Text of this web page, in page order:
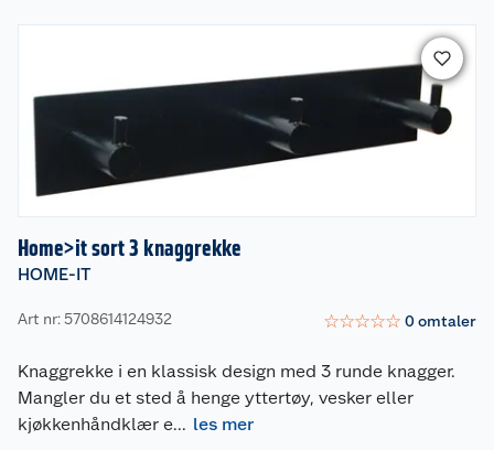
Home>it sort 3 knaggrekke
HOME-IT
Art nr: 5708614124932 ☆☆☆☆☆ 0omtaler
Knaggrekke i en klassisk design med 3 runde knagger.
Mangler du et sted å henge yttertøy, vesker eller
kjøkkenhåndklær e... les mer